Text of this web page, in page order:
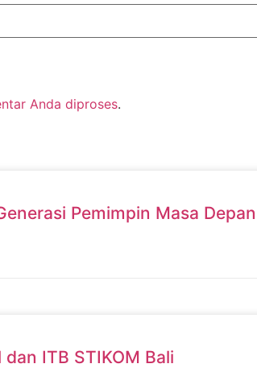
Anda diproses.
Pemimpin Masa Depan
ITB STIKOM Bali